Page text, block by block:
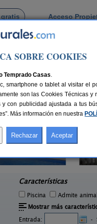
Acceso
Características
Piscina Admite
Mostrar más
Entrada:
-
SOBRE COOKIES
Temprado Casas.
o tablet al visitar el
son las Cookies Técnicas
con publicidad ajustada a tus
Más información en nuestra